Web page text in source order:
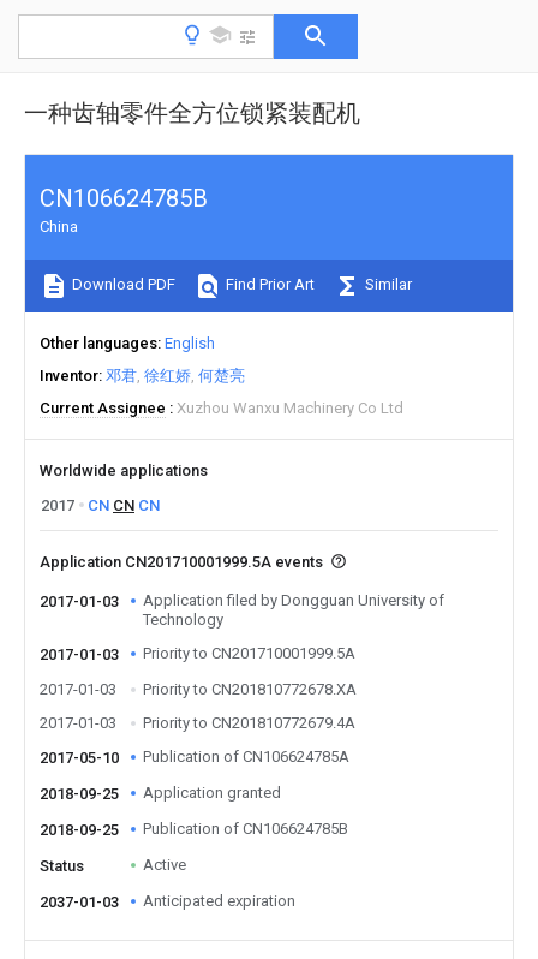
一种齿轴零件全方位锁紧装配机
CN106624785B
China
Download PDF Find Prior Art Similar
Other languages English
Inventor 邓君 徐红娇 何楚亮
Current Assignee
Xuzhou Wanxu Machinery Co Ltd
Worldwide applications
2017
CN CN CN
Application CN201710001999.5A events
2017-01-03
Application filed by Dongguan University of
Technology
2017-01-03
Priority to CN201710001999.5A
2017-01-03
Priority to CN201810772678.XA
2017-01-03
Priority to CN201810772679.4A
2017-05-10
Publication of CN106624785A
2018-09-25 Application granted
2018-09-25 Publication of CN106624785B
Status Active
2037-01-03 Anticipated expiration